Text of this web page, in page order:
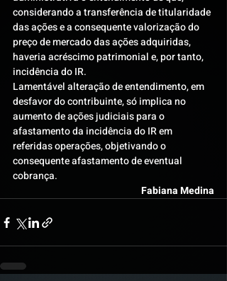
considerando a transferência de titularidade
das ações e a consequente valorização do
preço de mercado das ações adquiridas,
haveria acréscimo patrimonial e, por tanto,
incidência do IR.
Lamentável alteração de entendimento, em
desfavor do contribuinte, só implica no
aumento de ações judiciais para o
afastamento da incidência do IR em
referidas operações, objetivando o
consequente afastamento de eventual
cobrança.
Fabiana Medina